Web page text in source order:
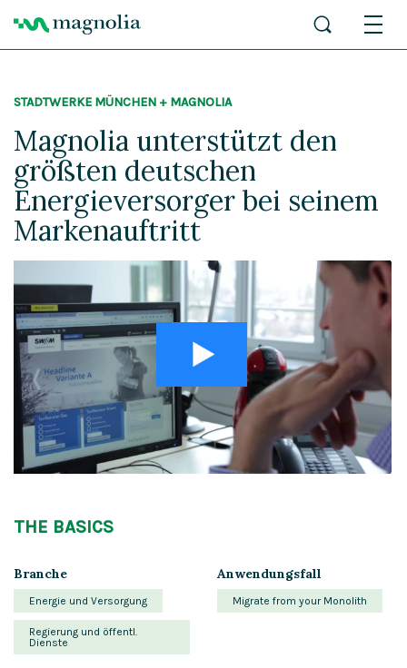
STADTWERKE MÜNCHEN + MAGNOLIA
Magnolia unterstützt den
größten deutschen
Energieversorger bei seinem
Markenauftritt
THE BASICS
Branche
Energie und Versorgung
Regierung und öffentl.
Dienste
Anwendungsfall
Migrate from your Monolith